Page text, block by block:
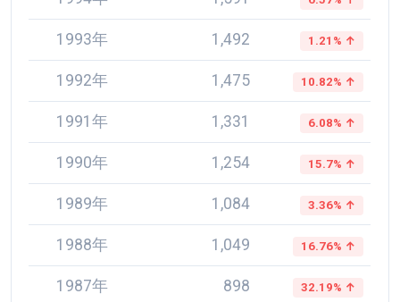
1993年 1,492 1.21% ↑
1992年 1,475 10.82% ↑
1991年 1,331 6.08% ↑
1990年 1,254 15.7% ↑
1989年 1,084 3.36% ↑
1988年 1,049 16.76% ↑
1987年 898 32.19% ↑